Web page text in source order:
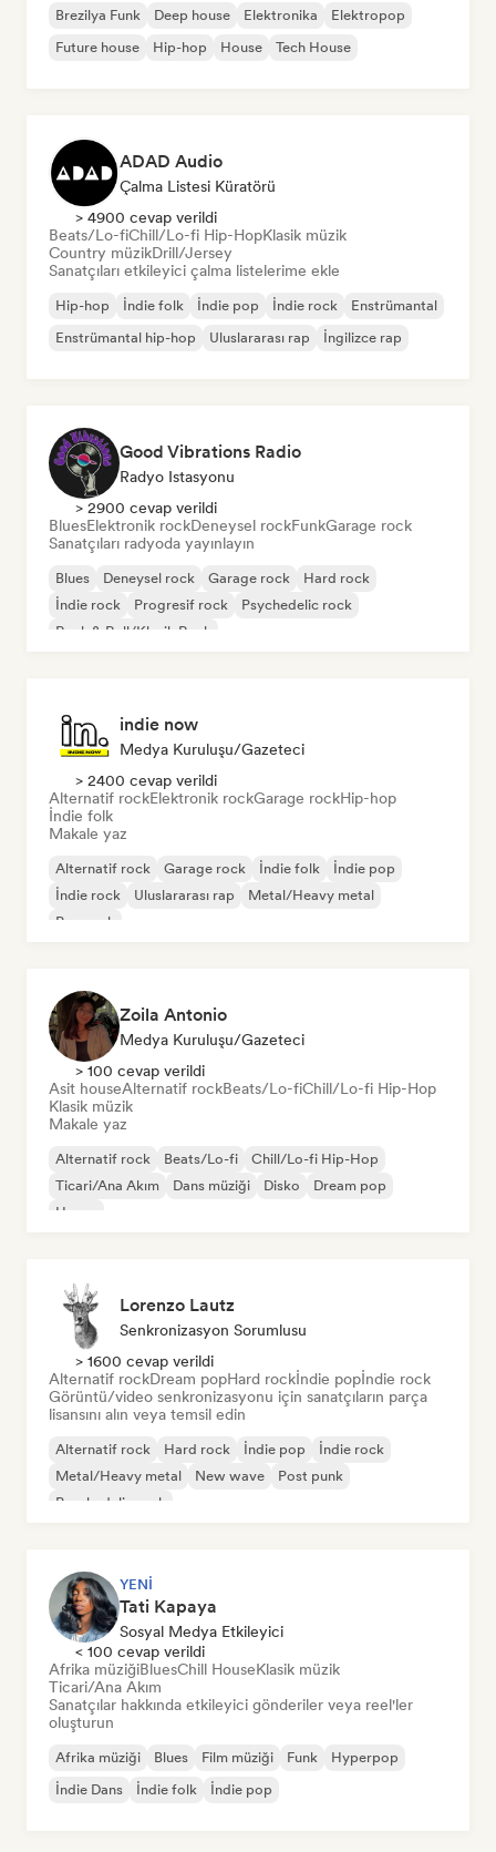
Brezilya Funk Deep house Elektronika
Elektropop
Future house
Hip-hop House Tech House
ADAD Audio
Çalma Listesi Küratörü
> 4900 cevap verildi
Beats/Lo-fiChill/Lo-fi Hip-HopKlasik müzik
Country müzikDrill/Jersey
Sanatçıları etkileyici çalma listelerime ekle
Hip-hop İndie folk İndie pop İndie rock
Enstrümantal
Enstrümantal hip-hop
Uluslararası rap İngilizce rap
Good Vibrations Radio
Radyo Istasyonu
> 2900 cevap verildi
BluesElektronik rockDeneysel rockFunkGarage rock
Sanatçıları radyoda yayınlayın
Blues Deneysel rock Garage rock
Hard rock
İndie rock
Progresif rock
Psychedelic rock
Rock & Roll/Klasik Rock
indie now
Medya Kuruluşu/Gazeteci
> 2400 cevap verildi
Alternatif rockElektronik rockGarage rockHip-hop
İndie folk
Makale yaz
Alternatif rock Garage rock İndie folk
İndie pop
İndie rock
Uluslararası rap
Metal/Heavy metal
Pop rock
Zoila Antonio
Medya Kuruluşu/Gazeteci
> 100 cevap verildi
Asit houseAlternatif rockBeats/Lo-fiChill/Lo-fi Hip-Hop
Klasik müzik
Makale yaz
Alternatif rock Beats/Lo-fi
Chill/Lo-fi Hip-Hop
Ticari/Ana Akım
Dans müziği Disko
Dream pop
House
Lorenzo Lautz
Senkronizasyon Sorumlusu
> 1600 cevap verildi
Alternatif rockDream popHard rockİndie popİndie rock
Görüntü/video senkronizasyonu için sanatçıların parça
lisansını alın veya temsil edin
Alternatif rock Hard rock İndie pop
İndie rock
Metal/Heavy metal
New wave
Post punk
Psychedelic rock
YENI
Tati Kapaya
Sosyal Medya Etkileyici
< 100 cevap verildi
Afrika müziğiBluesChill HouseKlasik müzik
Ticari/Ana Akım
Sanatçılar hakkında etkileyici gönderiler veya reel'ler
oluşturun
Afrika müziği Blues Film müziği Funk
Hyperpop
İndie Dans
İndie folk İndie pop